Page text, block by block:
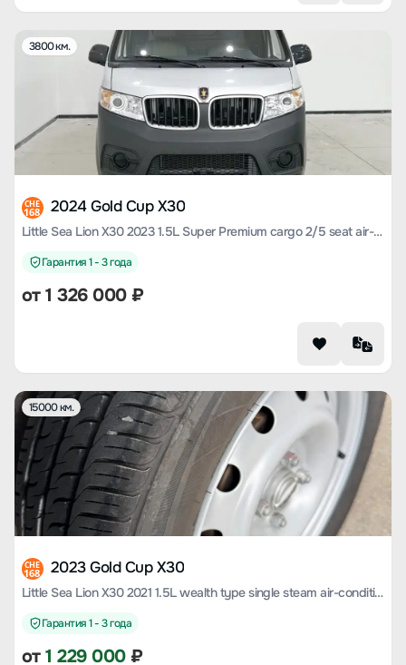
3800 км.
CHE
168 2024 Gold Cup X30
Little Sea Lion X30 2023 1.5L Super Premium cargo 2/5 seat air-conditioned version SWC15M
Гарантия 1 - 3 года
от1 326 000₽
15000 км.
CHE
168 2023 Gold Cup X30
Little Sea Lion X30 2021 1.5L wealth type single steam air-conditioned version of the passenger car country VI SWC15M
Гарантия 1 - 3 года
от1 229 000₽